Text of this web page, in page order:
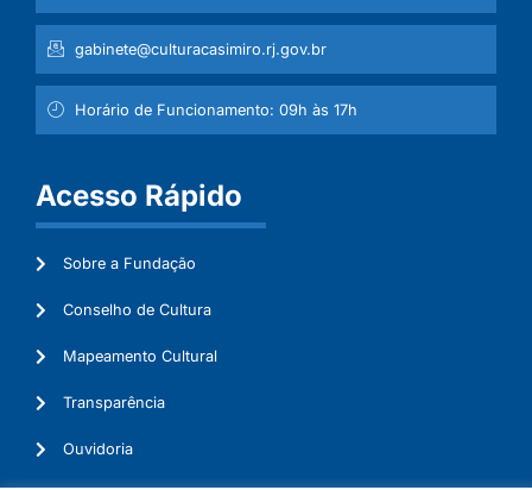
gabinete@culturacasimiro.rj.gov.br
Horário de Funcionamento: 09h às 17h
Acesso Rápido
Sobre a Fundação
Conselho de Cultura
Mapeamento Cultural
Transparência
Ouvidoria